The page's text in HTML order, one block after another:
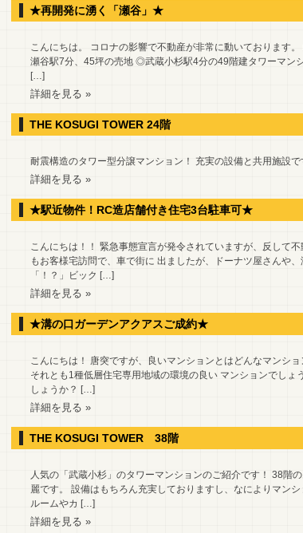
★再開発に湧く「瀬谷」★
こんにちは。 コロナの影響で不動産が非常に動いております
瀬谷駅7分、45坪の売地 ◎武蔵小杉駅4分の49階建タワーマ
[…]
詳細を見る »
THE KOSUGI TOWER 24階
耐震構造のタワー型分譲マンション！ 充実の設備と共用施設
詳細を見る »
★駅近物件！RC造店舗付き住宅3台駐車可★
こんにちは！！ 緊急事態宣言が発令されていますが、反して
もお客様宅訪問で、車で街に 出ましたが、ドーナツ屋さんや
「！？」ビック […]
詳細を見る »
★溝の口ガーデンアクアスご成約★
こんにちは！ 唐突ですが、良いマンションとはどんなマンシ
それとも1種低層住宅専用地域の環境の良い マンションでし
しょうか？ […]
詳細を見る »
THE KOSUGI TOWER 38階
人気の「武蔵小杉」のタワーマンションのご紹介です！ 38階
麗です。 設備はもちろん充実しておりますし、なによりマン
ルームやカ […]
詳細を見る »